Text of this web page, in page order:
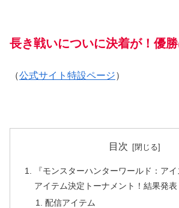
長き戦いについに決着が！優勝
（公式サイト特設ページ）
目次
『モンスターハンターワールド：ア
アイテム決定トーナメント！結果発表
配信アイテム